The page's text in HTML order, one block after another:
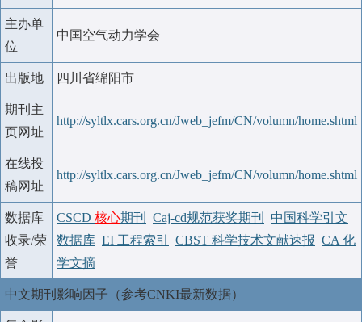
主办单
位
中国空气动力学会
出版地 四川省绵阳市
期刊主
页网址
http://syltlx.cars.org.cn/Jweb_jefm/CN/volumn/home.shtml
在线投
稿网址
http://syltlx.cars.org.cn/Jweb_jefm/CN/volumn/home.shtml
数据库
收录/荣
誉
CSCD 核心期刊 Caj-cd规范获奖期刊
中国科学引文
数据库 EI 工程索引 CBST 科学技术文献速报 CA 化
学文摘
中文期刊影响因子（参考CNKI最新数据）